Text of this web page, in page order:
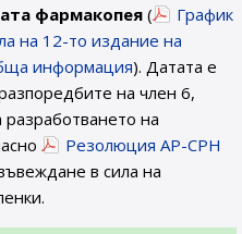
фармакопея (
График
на 12-то издание на
информация). Датата е
на член 6,
разработването на
Резолюция AP-CPH
в сила на